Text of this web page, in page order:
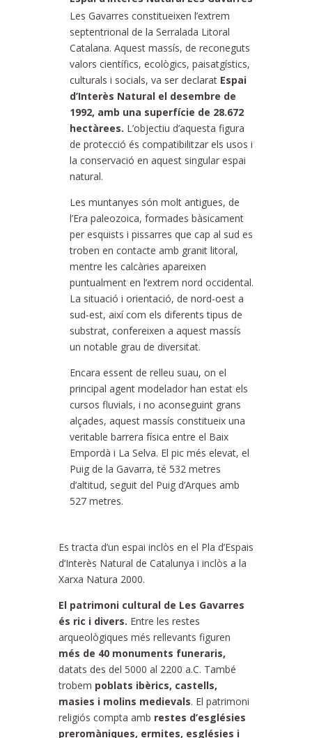
Les Gavarres constitueixen l’extrem
septentrional de la Serralada Litoral
Catalana. Aquest massís, de reconeguts
valors científics, ecològics, paisatgístics,
culturals i socials, va ser declarat Espai
d’Interès Natural el desembre de
1992, amb una superfície de 28.672
hectàrees. L’objectiu d’aquesta figura
de protecció és compatibilitzar els usos i
la conservació en aquest singular espai
natural.
Les muntanyes són molt antigues, de
l’Era paleozoica, formades bàsicament
per esquists i pissarres que cap al sud es
troben en contacte amb granit litoral,
mentre les calcàries apareixen
puntualment en l’extrem nord occidental.
La situació i orientació, de nord-oest a
sud-est, així com els diferents tipus de
substrat, confereixen a aquest massís
un notable grau de diversitat.
Encara essent de relleu suau, on el
principal agent modelador han estat els
cursos fluvials, i no aconseguint grans
alçades, aquest massís constitueix una
veritable barrera física entre el Baix
Empordà i La Selva. El pic més elevat, el
Puig de la Gavarra, té 532 metres
d’altitud, seguit del Puig d’Arques amb
527 metres.
Es tracta d’un espai inclòs en el Pla d’Espais
d’Interès Natural de Catalunya i inclòs a la
Xarxa Natura 2000.
El patrimoni cultural de Les Gavarres
és ric i divers. Entre les restes
arqueològiques més rellevants figuren
més de 40 monuments funeraris,
datats des del 5000 al 2200 a.C. També
trobem poblats ibèrics, castells,
masies i molins medievals. El patrimoni
religiós compta amb restes d’esglésies
preromàniques, ermites, esglésies i